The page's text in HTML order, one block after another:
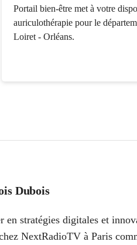
Portail bien-être met à votre
auriculothérapie pour le
Loiret - Orléans.
Dubois
stratégies digitales et
NextRadioTV à Paris